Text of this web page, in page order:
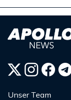
Unser Team